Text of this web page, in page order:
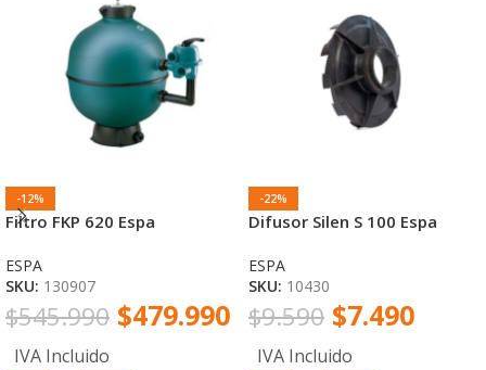
-12%
Filtro FKP 620 Espa
ESPA
SKU: 130907
$545.990 $479.990
IVA Incluido
-22%
Difusor Silen S 100 Espa
ESPA
SKU: 10430
$9.590 $7.490
IVA Incluido